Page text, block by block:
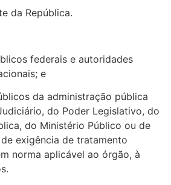
da República.
federais e autoridades
e
da administração pública
do Poder Legislativo, do
do Ministério Público ou de
exigência de tratamento
norma aplicável ao órgão, à